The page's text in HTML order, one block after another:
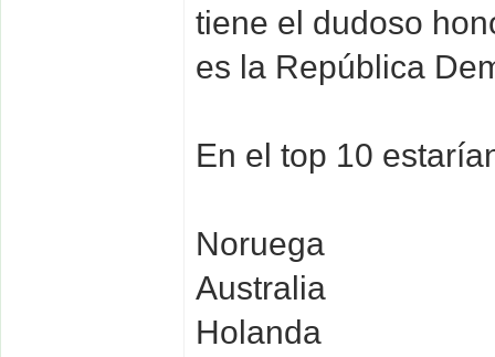
tiene el dudoso
es la República
En el top 10
Noruega
Australia
Holanda